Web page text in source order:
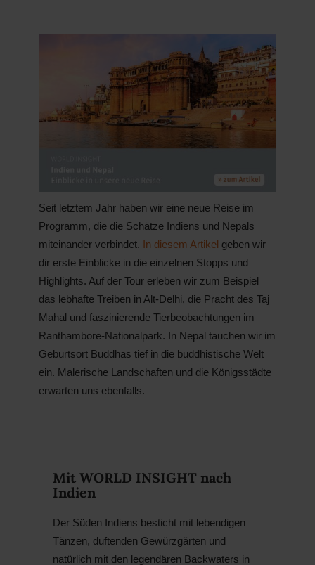
Seit letztem Jahr haben wir eine neue Reise im
Programm, die die Schätze Indiens und Nepals
miteinander verbindet. In diesem Artikel geben wir
dir erste Einblicke in die einzelnen Stopps und
Highlights. Auf der Tour erleben wir zum Beispiel
das lebhafte Treiben in Alt-Delhi, die Pracht des Taj
Mahal und faszinierende Tierbeobachtungen im
Ranthambore-Nationalpark. In Nepal tauchen wir im
Geburtsort Buddhas tief in die buddhistische Welt
ein. Malerische Landschaften und die Königsstädte
erwarten uns ebenfalls.
Mit WORLD INSIGHT nach
Indien
Der Süden Indiens besticht mit lebendigen
Tänzen, duftenden Gewürzgärten und
natürlich mit den legendären Backwaters in